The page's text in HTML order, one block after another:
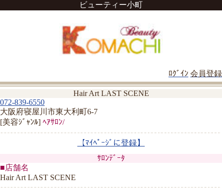
ビューティー小町
ﾛｸﾞｲﾝ 会員登録
Hair Art LAST SCENE
072-839-6550
大阪府寝屋川市東大利町6-7
[美容ｼﾞｬﾝﾙ] ﾍｱｻﾛﾝ/
【ﾏｲﾍﾟｰｼﾞに登録】
ｻﾛﾝﾃﾞｰﾀ
■店舗名
Hair Art LAST SCENE